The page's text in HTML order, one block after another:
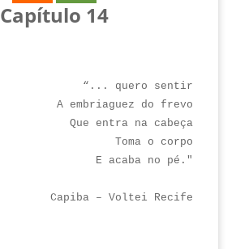
Capítulo 14
“... quero sentir
A embriaguez do frevo
Que entra na cabeça
Toma o corpo
E acaba no pé."
Capiba – Voltei Recife